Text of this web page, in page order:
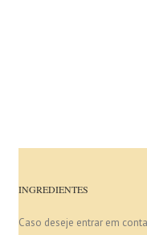
INGREDIENTES
Caso deseje entrar em